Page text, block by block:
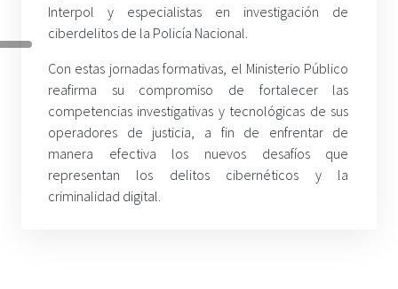
Interpol y especialistas en investigación de
ciberdelitos de la Policía Nacional.
Con estas jornadas formativas, el Ministerio Público
reafirma su compromiso de fortalecer las
competencias investigativas y tecnológicas de sus
operadores de justicia, a fin de enfrentar de
manera efectiva los nuevos desafíos que
representan los delitos cibernéticos y la
criminalidad digital.